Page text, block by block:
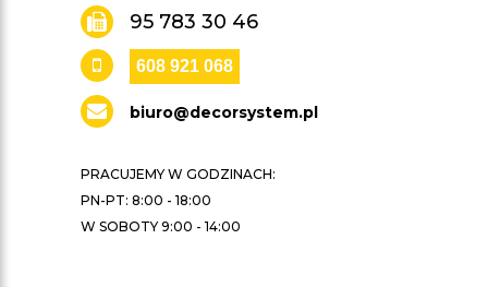
95 783 30 46
608 921 068
biuro@decorsystem.pl
PRACUJEMY W GODZINACH:
PN-PT: 8:00 - 18:00
W SOBOTY 9:00 - 14:00